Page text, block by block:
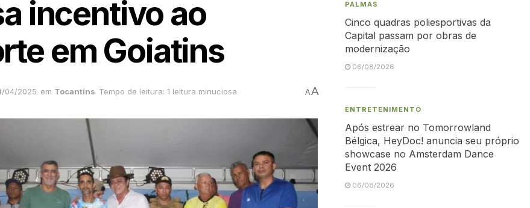
incentivo ao
em Goiatins
04/2025 em Tocantins Tempo de leitura: 1 leitura minuciosa AA
PALMAS
Cinco quadras poliesportivas da
Capital passam por obras de
modernização
06/08/2026
ENTRETENIMENTO
Após estrear no Tomorrowland
Bélgica, HeyDoc! anuncia seu próprio
showcase no Amsterdam Dance
Event 2026
06/08/2026